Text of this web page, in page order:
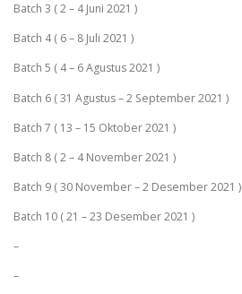
Batch 3 ( 2 – 4 Juni 2021 )
Batch 4 ( 6 – 8 Juli 2021 )
Batch 5 ( 4 – 6 Agustus 2021 )
Batch 6 ( 31 Agustus – 2 September 2021 )
Batch 7 ( 13 – 15 Oktober 2021 )
Batch 8 ( 2 – 4 November 2021 )
Batch 9 ( 30 November – 2 Desember 2021 )
Batch 10 ( 21 – 23 Desember 2021 )
–
–